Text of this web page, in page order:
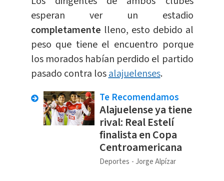
esperan ver un estadio
completamente lleno, esto debido al
peso que tiene el encuentro porque
los morados habían perdido el partido
pasado contra losalajuelenses.
Te Recomendamos
Alajuelense ya tiene
rival: Real Estelí
finalista en Copa
Centroamericana
Deportes Jorge Alpízar